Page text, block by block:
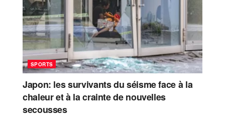
SPORTS
Japon: les survivants du séisme face à la
chaleur et à la crainte de nouvelles
secousses